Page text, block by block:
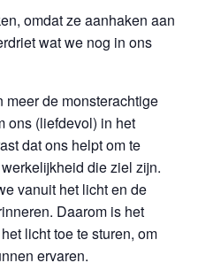
omdat ze aanhaken aan
wat we nog in ons
de monsterachtige
ons (liefdevol) in het
dat ons helpt om te
die ziel zijn.
vanuit het licht en de
Daarom is het
licht toe te sturen, om
ervaren.